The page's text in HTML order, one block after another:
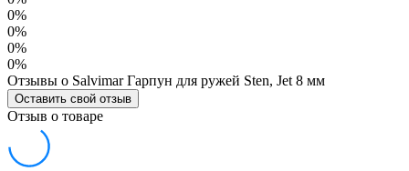
0%
0%
0%
0%
Отзывы о Salvimar Гарпун для ружей Sten, Jet 8 мм
Оставить свой отзыв
Отзыв о товаре